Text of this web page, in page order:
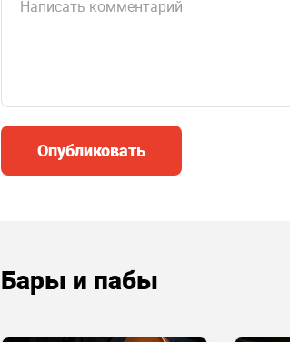
Опубликовать
Бары и пабы